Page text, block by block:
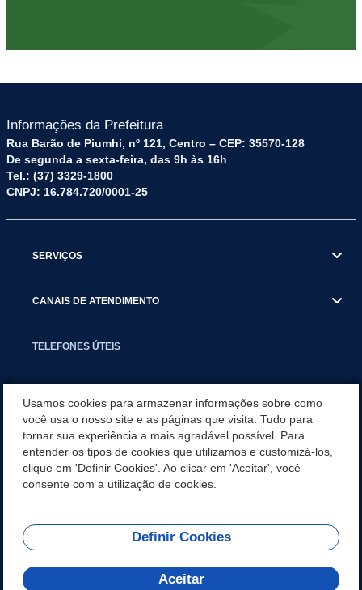
Informações da Prefeitura
Rua Barão de Piumhi, nº 121, Centro – CEP: 35570-128
De segunda a sexta-feira, das 9h às 16h
Tel.: (37) 3329-1800
CNPJ: 16.784.720/0001-25
SERVIÇOS
CANAIS DE ATENDIMENTO
TELEFONES ÚTEIS
NOTÍCIAS
APLICATIVO
REDES SOCIAIS
Usamos cookies para armazenar informações sobre como
você usa o nosso site e as páginas que visita. Tudo para
tornar sua experiência a mais agradável possível. Para
entender os tipos de cookies que utilizamos e customizá-los,
clique em 'Definir Cookies'. Ao clicar em 'Aceitar', você
consente com a utilização de cookies.
Definir Cookies
Aceitar